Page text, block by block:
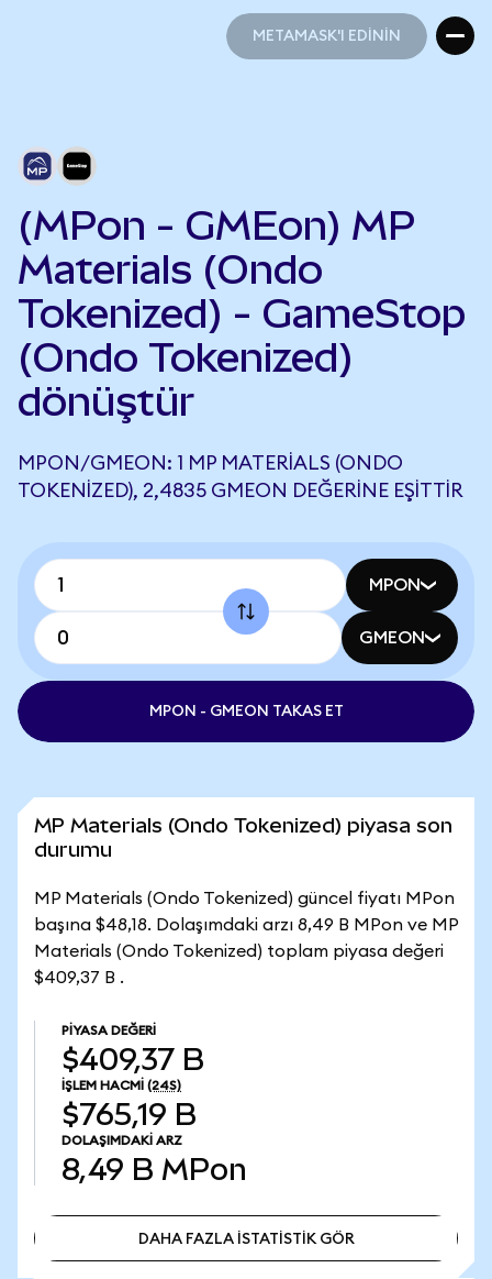
METAMASK'I EDİNİN
(MPon - GMEon) MP
Materials (Ondo
Tokenized) - GameStop
(Ondo Tokenized)
dönüştür
MPON/GMEON: 1 MP MATERIALS (ONDO
TOKENIZED), 2,4835 GMEON DEĞERINE EŞITTIR
MPON
GMEON
MPON - GMEON TAKAS ET
MP Materials (Ondo Tokenized) piyasa son
durumu
MP Materials (Ondo Tokenized) güncel fiyatı MPon
başına $48,18. Dolaşımdaki arzı 8,49 B MPon ve MP
Materials (Ondo Tokenized) toplam piyasa değeri
$409,37 B .
PIYASA DEĞERI
$409,37 B
İŞLEM HACMI (24S)
$765,19 B
DOLAŞIMDAKI ARZ
8,49 B MPon
DAHA FAZLA İSTATİSTİK GÖR